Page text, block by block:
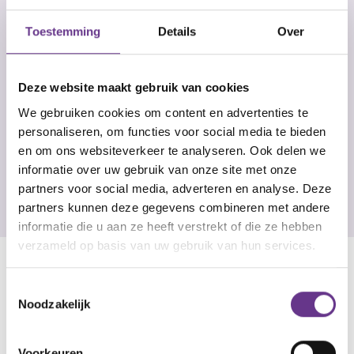
Toestemming Details Over
Deze website maakt gebruik van cookies
We gebruiken cookies om content en advertenties te
personaliseren, om functies voor social media te bieden
en om ons websiteverkeer te analyseren. Ook delen we
informatie over uw gebruik van onze site met onze
partners voor social media, adverteren en analyse. Deze
partners kunnen deze gegevens combineren met andere
informatie die u aan ze heeft verstrekt of die ze hebben
verzameld op basis van uw gebruik van hun services.
Noodzakelijk
buiten de deur. Van werken in de supermarkt tot
werkt, blijft Philadelphia betrokken.